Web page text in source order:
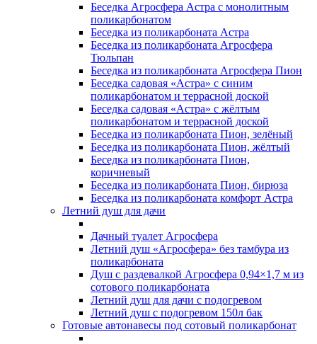
Беседка Агросфера Астра с монолитным
поликарбонатом
Беседка из поликарбоната Астра
Беседка из поликарбоната Агросфера
Тюльпан
Беседка из поликарбоната Агросфера Пион
Беседка садовая «Астра» с синим
поликарбонатом и террасной доской
Беседка садовая «Астра» с жёлтым
поликарбонатом и террасной доской
Беседка из поликарбоната Пион, зелёный
Беседка из поликарбоната Пион, жёлтый
Беседка из поликарбоната Пион,
коричневый
Беседка из поликарбоната Пион, бирюза
Беседка из поликарбоната комфорт Астра
Летний душ для дачи
Дачный туалет Агросфера
Летний душ «Агросфера» без тамбура из
поликарбоната
Душ с раздевалкой Агросфера 0,94×1,7 м из
сотового поликарбоната
Летний душ для дачи с подогревом
Летний душ с подогревом 150л бак
Готовые автонавесы под сотовый поликарбонат